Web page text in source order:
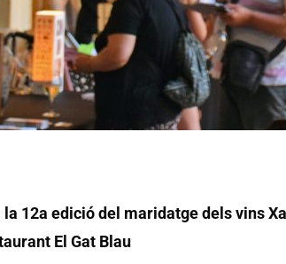
12a edició del maridatge dels vins
El Gat Blau